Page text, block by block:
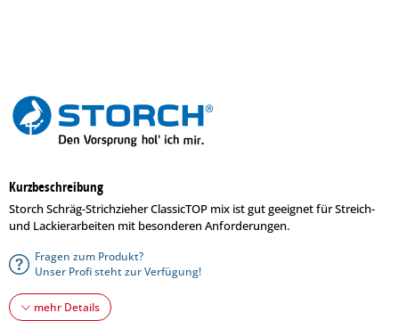
Kurzbeschreibung
Storch Schräg-Strichzieher ClassicTOP mix ist gut geeignet für Streich-
und Lackierarbeiten mit besonderen Anforderungen.
Fragen zum Produkt?
Unser Profi steht zur Verfügung!
mehr Details